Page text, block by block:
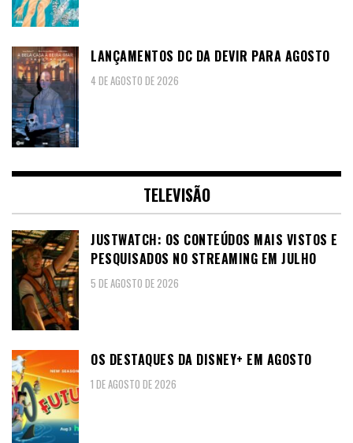
LANÇAMENTOS DC DA DEVIR PARA AGOSTO
4 DE AGOSTO DE 2026
TELEVISÃO
JUSTWATCH: OS CONTEÚDOS MAIS VISTOS E
PESQUISADOS NO STREAMING EM JULHO
5 DE AGOSTO DE 2026
OS DESTAQUES DA DISNEY+ EM AGOSTO
1 DE AGOSTO DE 2026